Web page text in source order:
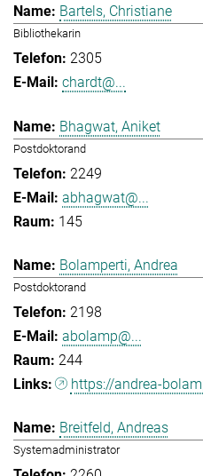
Bartels, Christiane
Bibliothekarin
2305
chardt@...
Bhagwat, Aniket
Postdoktorand
2249
abhagwat@...
145
Bolamperti, Andrea
Postdoktorand
2198
abolamp@...
244
https://andrea-
Breitfeld, Andreas
Systemadministrator